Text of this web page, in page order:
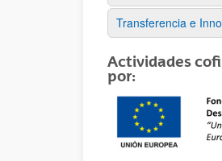
Transferencia e
Actividades
por: